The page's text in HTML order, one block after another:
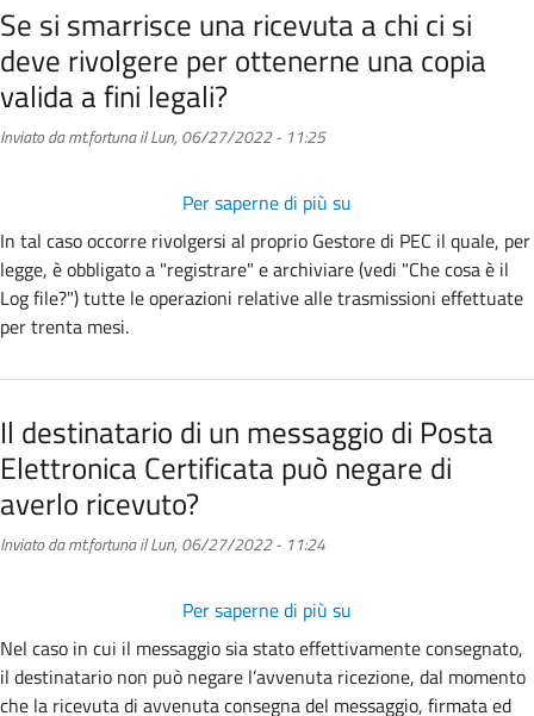
gestore
rimane
traccia
alle
trasmissioni
effettuate?
Se si smarrisce una ricevuta a chi ci si
deve rivolgere per ottenerne una copia
valida a fini legali?
Inviato damt.fortunailLun, 06/27/2022 - 11:25
Per saperne di più su
si
smarrisce
una
chi
si
deve
rivolgere
a
fini
In tal caso occorre rivolgersi al proprio Gestore di PEC il quale, per
legge, è obbligato a "registrare" e archiviare (vedi "Che cosa è il
Log file?") tutte le operazioni relative alle trasmissioni effettuate
per trenta mesi.
Il destinatario di un messaggio di Posta
Elettronica Certificata può negare di
averlo ricevuto?
Inviato damt.fortunailLun, 06/27/2022 - 11:24
Per saperne di più su
destinatario
di
un
Nel caso in cui il messaggio sia stato effettivamente consegnato,
il destinatario non può negare l’avvenuta ricezione, dal momento
che la ricevuta di avvenuta consegna del messaggio, firmata ed